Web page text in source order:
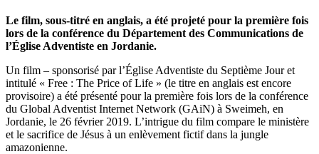
Le film, sous-titré en anglais, a été projeté pour la première fois
lors de la conférence du Département des Communications de
l’Église Adventiste en Jordanie.
Un film – sponsorisé par l’Église Adventiste du Septième Jour et
intitulé « Free : The Price of Life » (le titre en anglais est encore
provisoire) a été présenté pour la première fois lors de la conférence
du Global Adventist Internet Network (GAiN) à Sweimeh, en
Jordanie, le 26 février 2019. L’intrigue du film compare le ministère
et le sacrifice de Jésus à un enlèvement fictif dans la jungle
amazonienne.